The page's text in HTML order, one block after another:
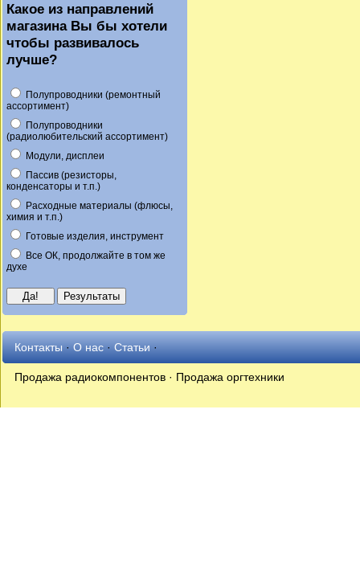
Какое из направлений
магазина Вы бы хотели
чтобы развивалось
лучше?
Полупроводники (ремонтный
ассортимент)
Полупроводники
(радиолюбительский ассортимент)
Модули, дисплеи
Пассив (резисторы,
конденсаторы и т.п.)
Расходные материалы (флюсы,
химия и т.п.)
Готовые изделия, инструмент
Все ОК, продолжайте в том же
духе
Контакты·О нас·Статьи·
Продажа радиокомпонентов · Продажа оргтехники